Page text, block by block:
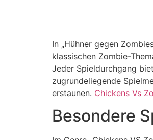
In „Hühner gegen
klassischen Zombie-
Jeder Spieldurchgang
zugrundeliegende
erstaunen. Chickens Vs
Besondere